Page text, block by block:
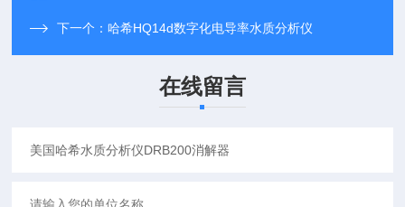
下一个：哈希HQ14d数字化电导率水质分析仪
在线留言